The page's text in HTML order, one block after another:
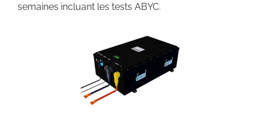
semaines incluant les tests ABYC.